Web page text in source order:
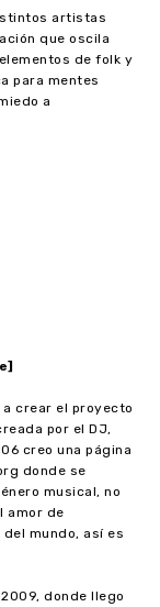
artistas
que oscila
de folk y
para mentes
a
crear el proyecto
por el DJ,
creo una página
donde se
musical, no
amor de
mundo, así es
donde llego